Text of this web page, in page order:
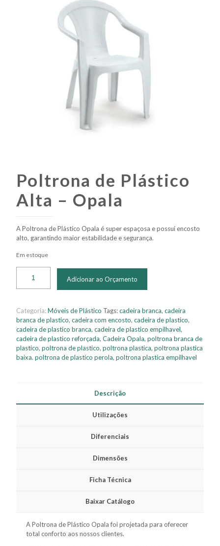
Poltrona de Plástico
Alta – Opala
A Poltrona de Plástico Opala é super espaçosa e possui encosto
alto, garantindo maior estabilidade e segurança.
Em estoque
Adicionar ao Orçamento
Categoria:Móveis de Plástico Tags:cadeira branca, cadeira
branca de plastico, cadeira com encosto, cadeira de plastico,
cadeira de plastico branca, cadeira de plastico empilhavel,
cadeira de plastico reforçada, Cadeira Opala, poltrona branca de
plastico, poltrona de plastico, poltrona plastica, poltrona plastica
baixa. poltrona de plastico perola, poltrona plastica empilhavel
Descrição
Utilizações
Diferenciais
Dimensões
Ficha Técnica
Baixar Catálogo
A Poltrona de Plástico Opala foi projetada para oferecer
total conforto aos nossos clientes.